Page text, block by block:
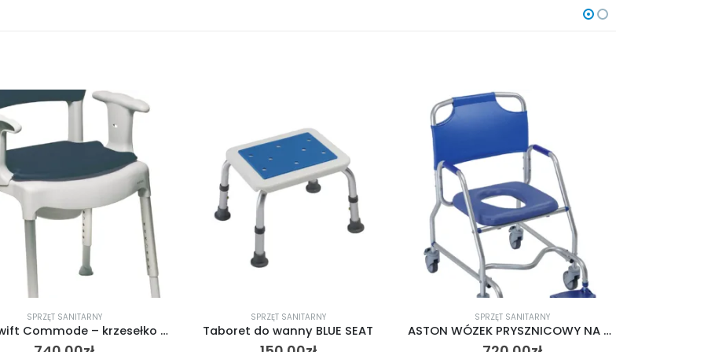
SPRZĘT SANITARNY
do wanny BLUE SEAT
SPRZĘT SANITARNY SPRZĘT SANITARNY
Wózek sanitarny CLUB XXL